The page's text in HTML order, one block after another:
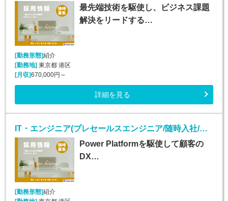
最先端技術を駆使し、ビジネス課題
解決をリードする…
[勤務形態]紹介
[勤務地] 東京都 港区
[月収]670,000円～
詳細を見る
IT・エンジニア(プレセールスエンジニア/随時入社/正社員)
Power Platformを駆使して顧客の
DX…
[勤務形態]紹介